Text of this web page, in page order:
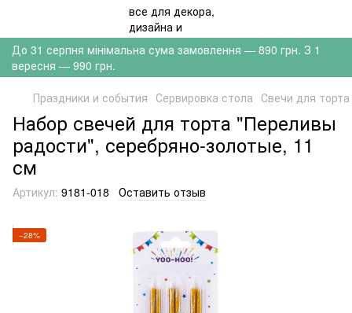
До 31 серпня мінімальна сума замовлення — 890 грн. З 1
вересня — 990 грн.
Праздники и события Сервировка стола Свечи для торта
Набор свечей для торта "Переливы
радости", серебряно-золотые, 11
см
Артикул: 9181-018 Оставить отзыв
−28%